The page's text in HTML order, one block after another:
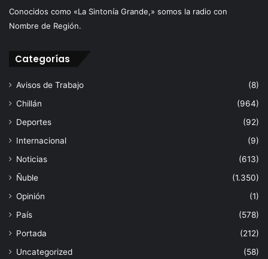
Conocidos como «La Sintonía Grande,» somos la radio con
Nombre de Región.
Categorías
Avisos de Trabajo
(8)
Chillán
(964)
Deportes
(92)
Internacional
(9)
Noticias
(613)
Ñuble
(1.350)
Opinión
(1)
País
(578)
Portada
(212)
Uncategorized
(58)